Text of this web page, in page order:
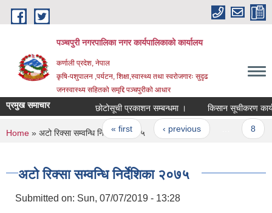
Skip to main content
पञ्चपुरी नगरपालिका नगर कार्यपालिकाको कार्यालय
कर्णाली प्रदेश, नेपाल
कृषि-पशुपालन ,पर्यटन, शिक्षा,स्वास्थ्य तथा स्वरोजगारः सुदृढ
जनस्वास्थ्य सहितको समृद्दि पञ्चपुरीको आधार
प्रमुख समाचार छोटोसूची प्रकाशन सम्बन्धमा । किसान सूचीकरण
Pages
« first ‹ previous
You are here
Home » अटो रिक्सा सम्वन्धि निर्देशिका २०७५
अटो रिक्सा सम्वन्धि निर्देशिका २०७५
Submitted on: Sun, 07/07/2019 - 13:28